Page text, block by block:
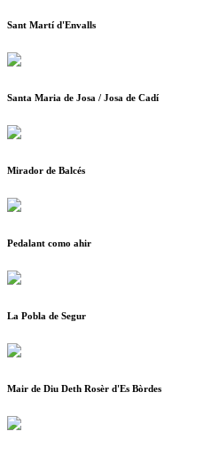
Sant Martí d'Envalls
Santa Maria de Josa / Josa de Cadí
Mirador de Balcés
Pedalant como ahir
La Pobla de Segur
Mair de Diu Deth Rosèr d'Es Bòrdes